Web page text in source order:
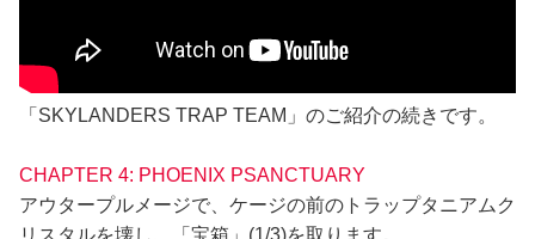
「SKYLANDERS TRAP TEAM」のご紹介の続きです。
CHAPTER 4: PHOENIX PSANCTUARY
アウタープルメージで、ケージの前のトラップタニアムク